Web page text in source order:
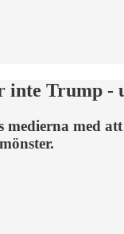
inte Trump -
medierna med